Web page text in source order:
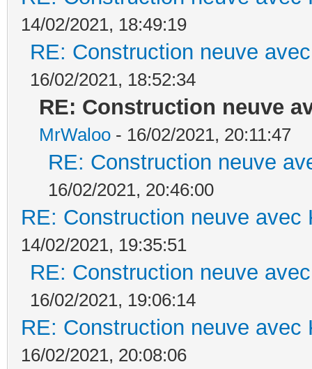
14/02/2021, 18:49:19
RE: Construction neuve
16/02/2021, 18:52:34
RE: Construction neuve
MrWaloo - 16/02/2021, 20:11:47
RE: Construction neuve
16/02/2021, 20:46:00
RE: Construction neuve avec
14/02/2021, 19:35:51
RE: Construction neuve
16/02/2021, 19:06:14
RE: Construction neuve avec
16/02/2021, 20:08:06